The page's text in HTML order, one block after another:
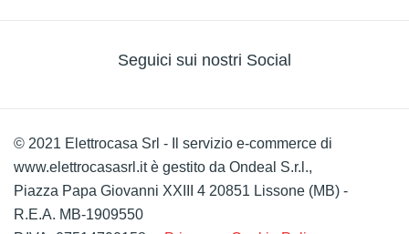
Seguici sui nostri Social
© 2021 Elettrocasa Srl - Il servizio e-commerce di
www.elettrocasasrl.it è gestito da Ondeal S.r.l.,
Piazza Papa Giovanni XXIII 4 20851 Lissone (MB) -
R.E.A. MB-1909550